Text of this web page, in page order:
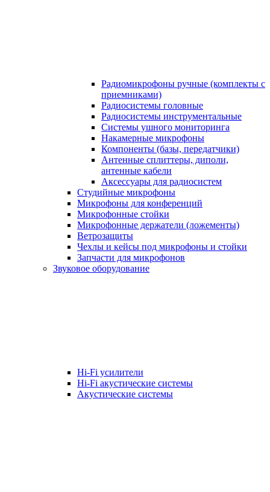
Радиомикрофоны ручные (комплекты с
приемниками)
Радиосистемы головные
Радиосистемы инструментальные
Системы ушного мониторинга
Накамерные микрофоны
Компоненты (базы, передатчики)
Антенные сплиттеры, диполи,
антенные кабели
Аксесcуары для радиосистем
Студийные микрофоны
Микрофоны для конференций
Микрофонные стойки
Микрофонные держатели (ложементы)
Ветрозащиты
Чехлы и кейсы под микрофоны и стойки
Запчасти для микрофонов
Звуковое оборудование
Hi-Fi усилители
Hi-Fi акустические системы
Акустические системы